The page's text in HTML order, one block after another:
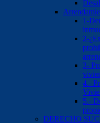
1-
2-
3-
4.-
5.-
DERECHO